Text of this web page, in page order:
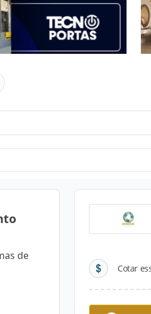
de
Cotar